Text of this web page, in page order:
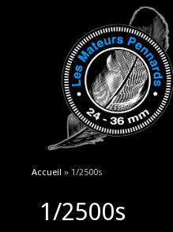
Vous êtes ici
Accueil » 1/2500s
1/2500s